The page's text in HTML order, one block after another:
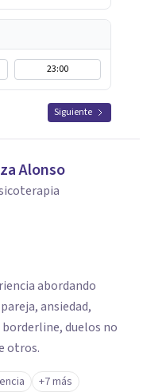
23:00
Siguiente
Alonso
abordando
ansiedad,
duelos no
otros.
+7 más